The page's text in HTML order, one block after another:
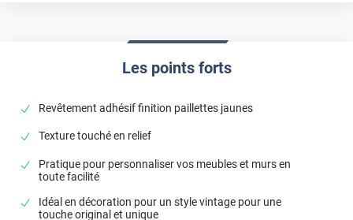
Les points forts
Revêtement adhésif finition paillettes jaunes
Texture touché en relief
Pratique pour personnaliser vos meubles et murs en
toute facilité
Idéal en décoration pour un style vintage pour une
touche original et unique